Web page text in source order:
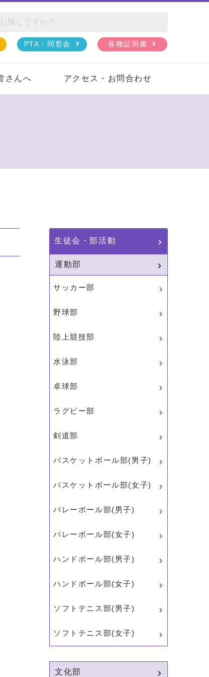
PTA・同窓会 各種証明書
さんへ アクセス・お問合わせ
生徒会・部活動
運動部
サッカー部
野球部
陸上競技部
水泳部
卓球部
ラグビー部
剣道部
バスケットボール部(男子)
バスケットボール部(女子)
バレーボール部(男子)
バレーボール部(女子)
ハンドボール部(男子)
ハンドボール部(女子)
ソフトテニス部(男子)
ソフトテニス部(女子)
文化部